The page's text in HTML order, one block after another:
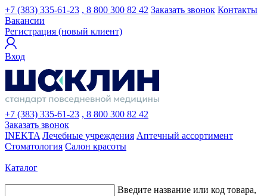
+7 (383) 335-61-23 , 8 800 300 82 42 Заказать звонок Контакты
Вакансии
Регистрация (новый клиент)
Вход
+7 (383) 335-61-23 , 8 800 300 82 42
Заказать звонок
INEKTA Лечебные учреждения Аптечный ассортимент
Стоматология Салон красоты
Каталог
Введите название или код товара,